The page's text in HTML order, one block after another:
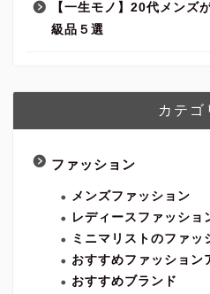
【一生モノ】20代メンズ
級品５選
カテゴ
ファッション
メンズファッション
レディースファッショ
ミニマリストのファッ
おすすめファッション
おすすめブランド